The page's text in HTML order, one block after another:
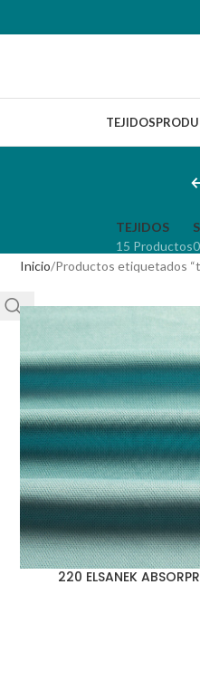
TEJIDOS
TEJIDOS
15 Productos
Inicio Productos etiquetados
220 ELSANEK